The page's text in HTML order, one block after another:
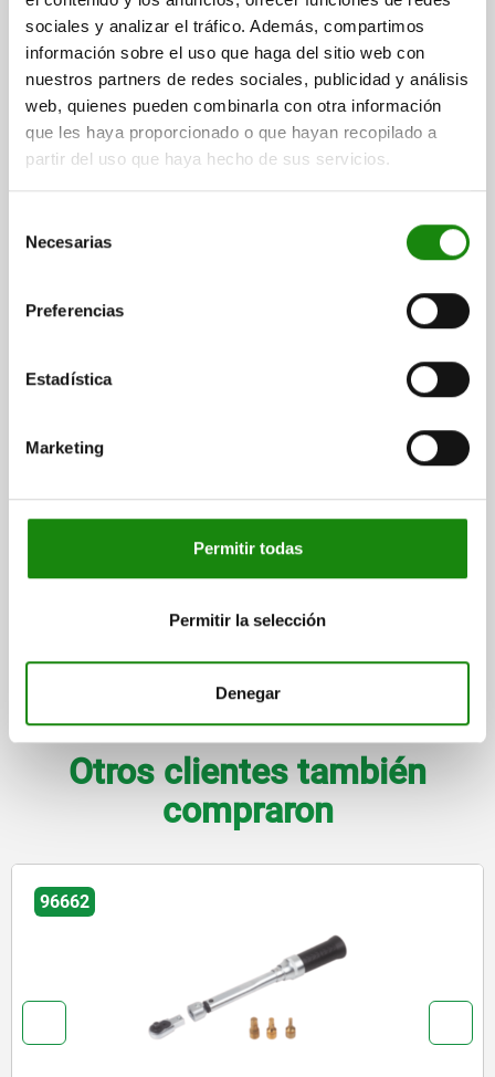
sociales y analizar el tráfico. Además, compartimos
información sobre el uso que haga del sitio web con
nuestros partners de redes sociales, publicidad y análisis
web, quienes pueden combinarla con otra información
que les haya proporcionado o que hayan recopilado a
partir del uso que haya hecho de sus servicios.
Necesarias
Preferencias
Estadística
Marketing
Permitir todas
Permitir la selección
Denegar
42201-10
FORMA:B, H=150, L=162,5, ACERO DE CEMENTACIÓN
LONGITUD=162,5
AGUJERO DE REFERENCIA=12
PAR DE APRIETE MÁX. NM=15
FUERZA DE COMPRESIÓN KN=15
más gastos de envío
Otros clientes también
compraron
96662